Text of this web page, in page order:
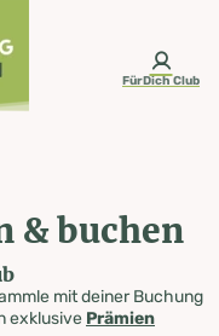
FürDich Club
& buchen
mit deiner Buchung
exklusive Prämien